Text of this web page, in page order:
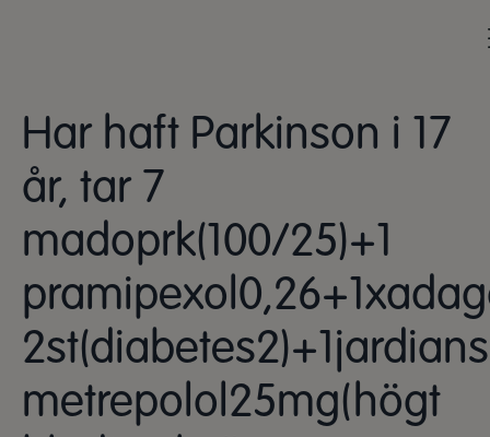
Har haft Parkinson i 17
år, tar 7
madoprk(100/25)+1
metrepolol25mg(högt